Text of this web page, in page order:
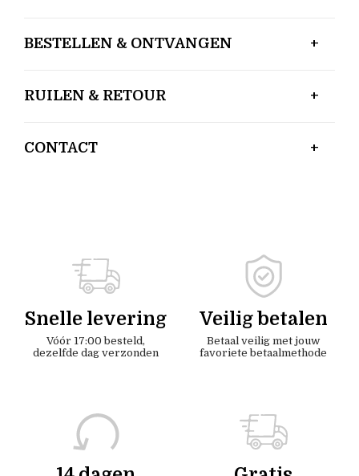
BESTELLEN & ONTVANGEN
RUILEN & RETOUR
CONTACT
Snelle levering
Vóór 17:00 besteld,
dezelfde dag verzonden
Veilig betalen
Betaal veilig met jouw
favoriete betaalmethode